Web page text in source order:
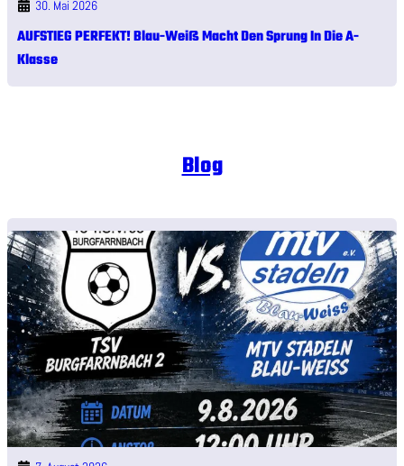
30. Mai 2026
AUFSTIEG PERFEKT! Blau-Weiß Macht Den Sprung In Die A-
Klasse
Blog